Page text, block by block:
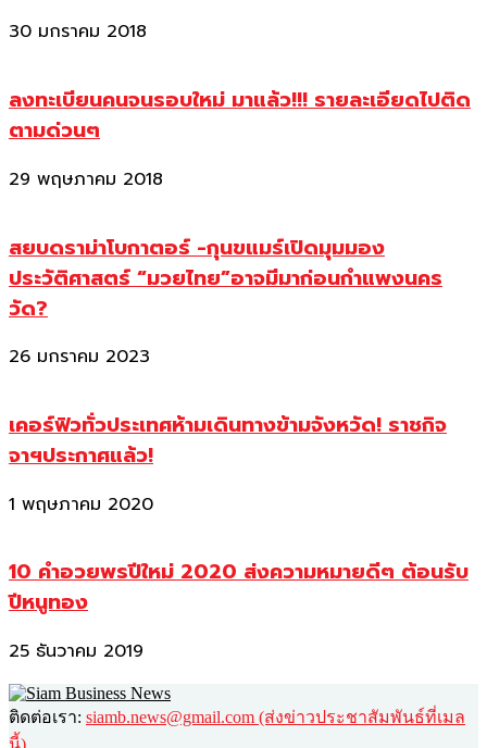
30 มกราคม 2018
ลงทะเบียนคนจนรอบใหม่ มาแล้ว!!! รายละเอียดไปติด
ตามด่วนๆ
29 พฤษภาคม 2018
สยบดราม่าโบกาตอร์ -กุนขแมร์เปิดมุมมอง
ประวัติศาสตร์ “มวยไทย”อาจมีมาก่อนกำแพงนคร
วัด?
26 มกราคม 2023
เคอร์ฟิวทั่วประเทศห้ามเดินทางข้ามจังหวัด! ราชกิจ
จาฯประกาศแล้ว!
1 พฤษภาคม 2020
10 คำอวยพรปีใหม่ 2020 ส่งความหมายดีๆ ต้อนรับ
ปีหนูทอง
25 ธันวาคม 2019
ติดต่อเรา: siamb.news@gmail.com (ส่งข่าวประชาสัมพันธ์ที่เมล